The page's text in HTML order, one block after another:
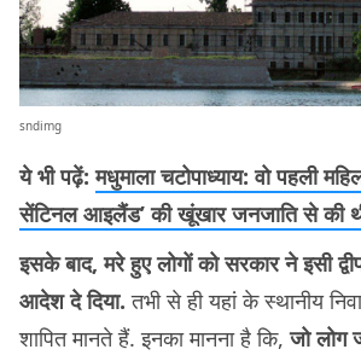
sndimg
ये भी पढ़ें:मधुमाला चटोपाध्याय: वो पहली
सेंटिनल आइलैंड’ की खूंखार जनजाति से की
इसके बाद, मरे हुए लोगों को सरकार ने इसी
आदेश दे दिया. तभी से ही यहां के स्थानीय
शापित मानते हैं. इनका मानना है कि,जो लोग